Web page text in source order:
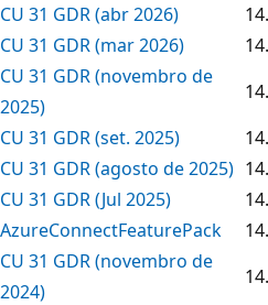
CU 31 GDR (abr 2026)
CU 31 GDR (mar 2026)
CU 31 GDR (novembro de
2025)
CU 31 GDR (set. 2025)
CU 31 GDR (agosto de 2025)
CU 31 GDR (Jul 2025)
AzureConnectFeaturePack
CU 31 GDR (novembro de
2024)